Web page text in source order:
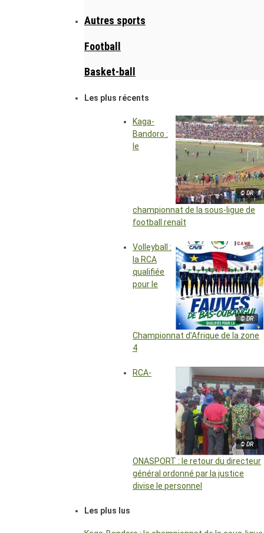
Autres sports
Football
Basket-ball
Les plus récents
© DR
Kaga-
Bandoro :
le
championnat de la sous-ligue de
football renaît
© DR
Volleyball :
la RCA
qualifiée
pour le
Championnat d’Afrique de la zone
4
© DR
RCA-
ONASPORT : le retour du directeur
général ordonné par la justice
divise le personnel
Les plus lus